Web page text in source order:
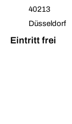
40213
Düsseldorf
Eintritt frei